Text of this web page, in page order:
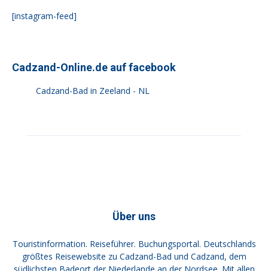
[instagram-feed]
Cadzand-Online.de auf facebook
Cadzand-Bad in Zeeland - NL
Über uns
Touristinformation. Reiseführer. Buchungsportal. Deutschlands
größtes Reisewebsite zu Cadzand-Bad und Cadzand, dem